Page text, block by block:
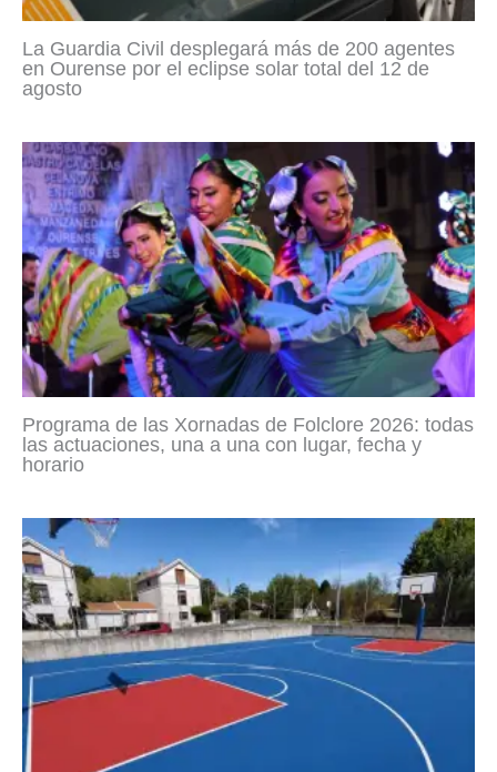
La Guardia Civil desplegará más de 200 agentes
en Ourense por el eclipse solar total del 12 de
agosto
Programa de las Xornadas de Folclore 2026: todas
las actuaciones, una a una con lugar, fecha y
horario